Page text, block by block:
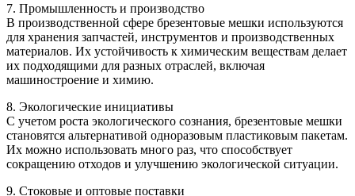
7. Промышленность и производство
В производственной сфере брезентовые мешки используются
для хранения запчастей, инструментов и производственных
материалов. Их устойчивость к химическим веществам делает
их подходящими для разных отраслей, включая
машиностроение и химию.
8. Экологические инициативы
С учетом роста экологического сознания, брезентовые мешки
становятся альтернативой одноразовым пластиковым пакетам.
Их можно использовать много раз, что способствует
сокращению отходов и улучшению экологической ситуации.
9. Стоковые и оптовые поставки